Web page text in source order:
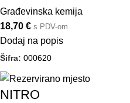
Građevinska kemija
18,70 € s PDV-om
Dodaj na popis
Šifra: 000620
NITRO